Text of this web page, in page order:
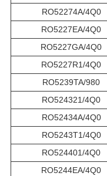
RO52274A/4Q0
RO5227EA/4Q0
RO5227GA/4Q0
RO5227R1/4Q0
RO5239TA/980
RO524321/4Q0
RO52434A/4Q0
RO5243T1/4Q0
RO524401/4Q0
RO5244EA/4Q0